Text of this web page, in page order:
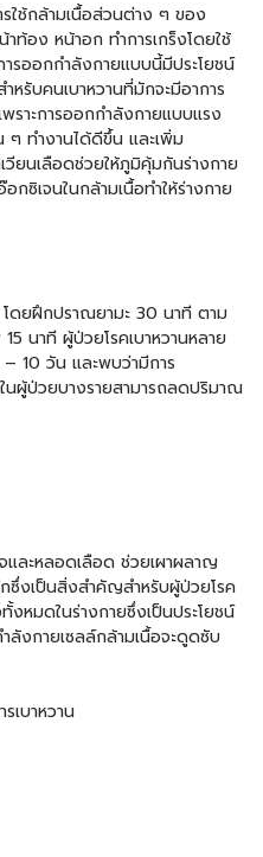
ใช้กล้ามเนื้อส่วนต่าง ๆ ของ
ท้อง หน้าอก ทำการเกร็งโดยใช้
รออกกำลังกายแบบนี้มีประโยชน์
หรับคนเบาหวานที่มักจะมีอาการ
ราะการออกกำลังกายแบบแรง
ๆ ทำงานได้ดีขึ้น และเพิ่ม
วียนเลือดช่วยให้ภูมิคุ้มกันร่างกาย
ซิเจนในกล้ามเนื้อทำให้ร่างกาย
ดยฝึกปราณยามะ 30 นาที ตาม
นาที ผู้ป่วยโรคเบาหวานหลาย
10 วัน และพบว่ามีการ
นผู้ป่วยบางรายสามารถลดปริมาณ
และหลอดเลือด ช่วยเผาผลาญ
ซึ่งเป็นสิ่งสำคัญสำหรับผู้ป่วยโรค
หมดในร่างกายซึ่งเป็นประโยชน์
ลังกายเซลล์กล้ามเนื้อจะดูดซับ
เบาหวาน